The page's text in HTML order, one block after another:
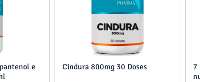
e
Cindura 800mg 30 Doses
7